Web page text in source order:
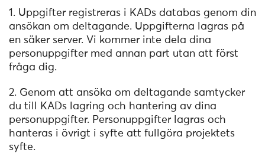
1. Uppgifter registreras i KADs databas genom din
ansökan om deltagande. Uppgifterna lagras på
en säker server. Vi kommer inte dela dina
personuppgifter med annan part utan att först
fråga dig.
2. Genom att ansöka om deltagande samtycker
du till KADs lagring och hantering av dina
personuppgifter. Personuppgifter lagras och
hanteras i övrigt i syfte att fullgöra projektets
syfte.